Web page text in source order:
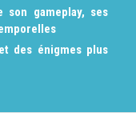
son gameplay, ses
des énigmes plus